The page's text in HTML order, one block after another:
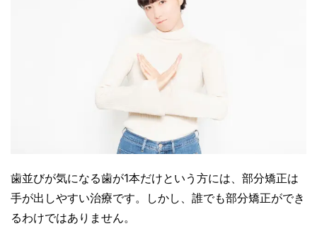
歯並びが気になる歯が1本だけという方には、部分矯正は
手が出しやすい治療です。しかし、誰でも部分矯正ができ
るわけではありません。